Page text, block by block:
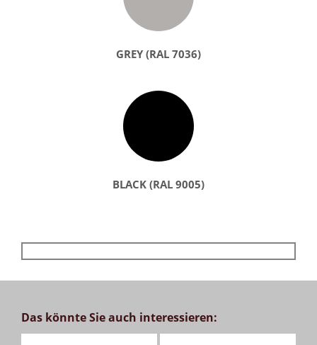
GREY (RAL 7036)
BLACK (RAL 9005)
Das könnte Sie auch interessieren: